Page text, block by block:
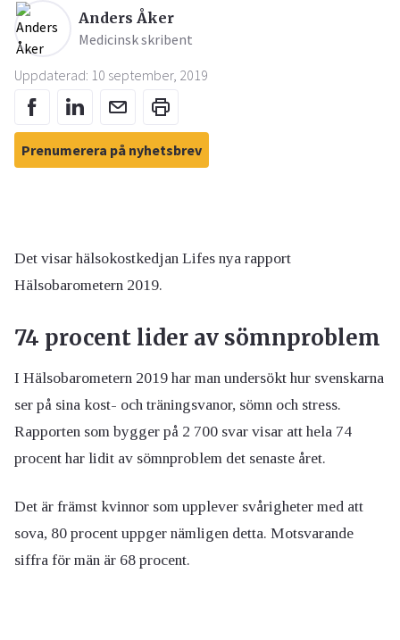
Anders Åker
Medicinsk skribent
Uppdaterad: 10 september, 2019
Prenumerera på nyhetsbrev
Det visar hälsokostkedjan Lifes nya rapport
Hälsobarometern 2019.
74 procent lider av sömnproblem
I Hälsobarometern 2019 har man undersökt hur svenskarna
ser på sina kost- och träningsvanor, sömn och stress.
Rapporten som bygger på 2 700 svar visar att hela 74
procent har lidit av sömnproblem det senaste året.
Det är främst kvinnor som upplever svårigheter med att
sova, 80 procent uppger nämligen detta. Motsvarande
siffra för män är 68 procent.